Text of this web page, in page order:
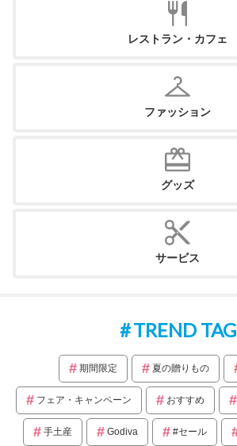
レストラン・カフェ
ファッション
グッズ
サービス
TREND TAG
期間限定 夏の贈りもの
フェア・キャンペーン おすすめ
手土産 Godiva #セール